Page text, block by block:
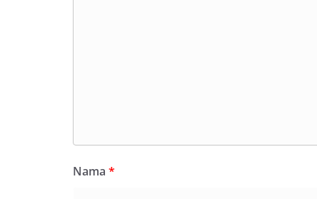
Nama *